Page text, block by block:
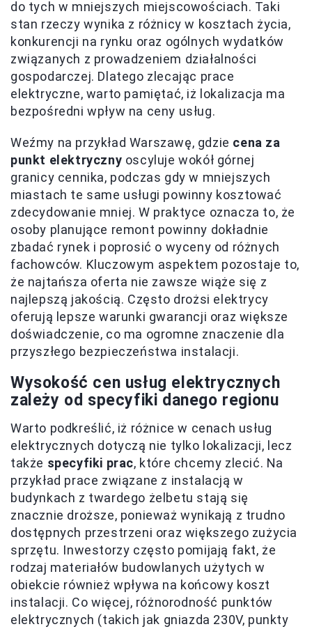
do tych w mniejszych miejscowościach. Taki
stan rzeczy wynika z różnicy w kosztach życia,
konkurencji na rynku oraz ogólnych wydatków
związanych z prowadzeniem działalności
gospodarczej. Dlatego zlecając prace
elektryczne, warto pamiętać, iż lokalizacja ma
bezpośredni wpływ na ceny usług.
Weźmy na przykład Warszawę, gdzie cena za
punkt elektryczny oscyluje wokół górnej
granicy cennika, podczas gdy w mniejszych
miastach te same usługi powinny kosztować
zdecydowanie mniej. W praktyce oznacza to, że
osoby planujące remont powinny dokładnie
zbadać rynek i poprosić o wyceny od różnych
fachowców. Kluczowym aspektem pozostaje to,
że najtańsza oferta nie zawsze wiąże się z
najlepszą jakością. Często drożsi elektrycy
oferują lepsze warunki gwarancji oraz większe
doświadczenie, co ma ogromne znaczenie dla
przyszłego bezpieczeństwa instalacji.
Wysokość cen usług elektrycznych
zależy od specyfiki danego regionu
Warto podkreślić, iż różnice w cenach usług
elektrycznych dotyczą nie tylko lokalizacji, lecz
także specyfiki prac, które chcemy zlecić. Na
przykład prace związane z instalacją w
budynkach z twardego żelbetu stają się
znacznie droższe, ponieważ wynikają z trudno
dostępnych przestrzeni oraz większego zużycia
sprzętu. Inwestorzy często pomijają fakt, że
rodzaj materiałów budowlanych użytych w
obiekcie również wpływa na końcowy koszt
instalacji. Co więcej, różnorodność punktów
elektrycznych (takich jak gniazda 230V, punkty